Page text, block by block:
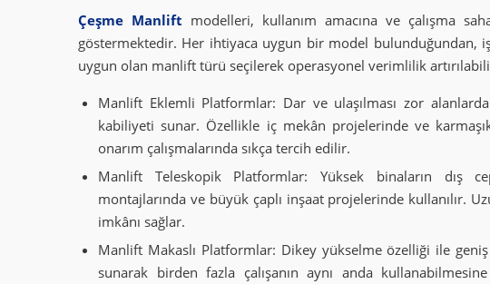
Çeşme Manlift modelleri, kullanım amacına ve çalışma
göstermektedir. Her ihtiyaca uygun bir model bulunduğundan,
uygun olan manlift türü seçilerek operasyonel verimlilik
Manlift Eklemli Platformlar: Dar ve ulaşılması zor
kabiliyeti sunar. Özellikle iç mekân projelerinde ve
onarım çalışmalarında sıkça tercih edilir.
Manlift Teleskopik Platformlar: Yüksek binaların dış
montajlarında ve büyük çaplı inşaat projelerinde kullanılır.
imkânı sağlar.
Manlift Makaslı Platformlar: Dikey yükselme özelliği ile geniş
sunarak birden fazla çalışanın aynı anda